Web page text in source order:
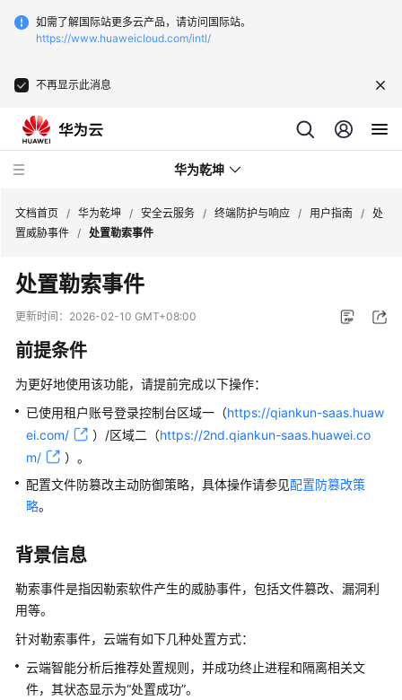
如需了解国际站更多云产品，请访问国际站。
https://www.huaweicloud.com/intl/
不再显示此消息
华为乾坤
安
全
云
务
什
么
是
华
乾
服
务
是
华
为
文档首页 / 华为乾坤 / 安全云服务 / 终端防护与响应 / 用户指南 / 处
置威胁事件 / 处置勒索事件
处置勒索事件
更新时间： 2026-02-10 GMT+08:00
前提条件
为更好地使用该功能，请提前完成以下操作：
已使用租户账号登录控制台区域一（https://qiankun-saas.huaw
ei.com/
）/区域二（https://2nd.qiankun-saas.huawei.co
m/
） 。
配置文件防篡改主动防御策略，具体操作请参见配置防篡改策
略。
背景信息
勒索事件是指因勒索软件产生的威胁事件，包括文件篡改、漏洞利
用等。
针对勒索事件，云端有如下几种处置方式：
云端智能分析后推荐处置规则，并成功终止进程和隔离相关文
件，其状态显示为“处置成功”。